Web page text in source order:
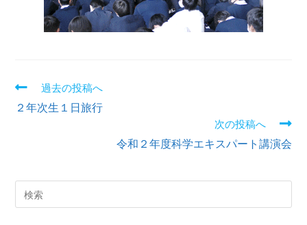
過去の投稿へ
２年次生１日旅行
次の投稿へ
令和２年度科学エキスパート講演会